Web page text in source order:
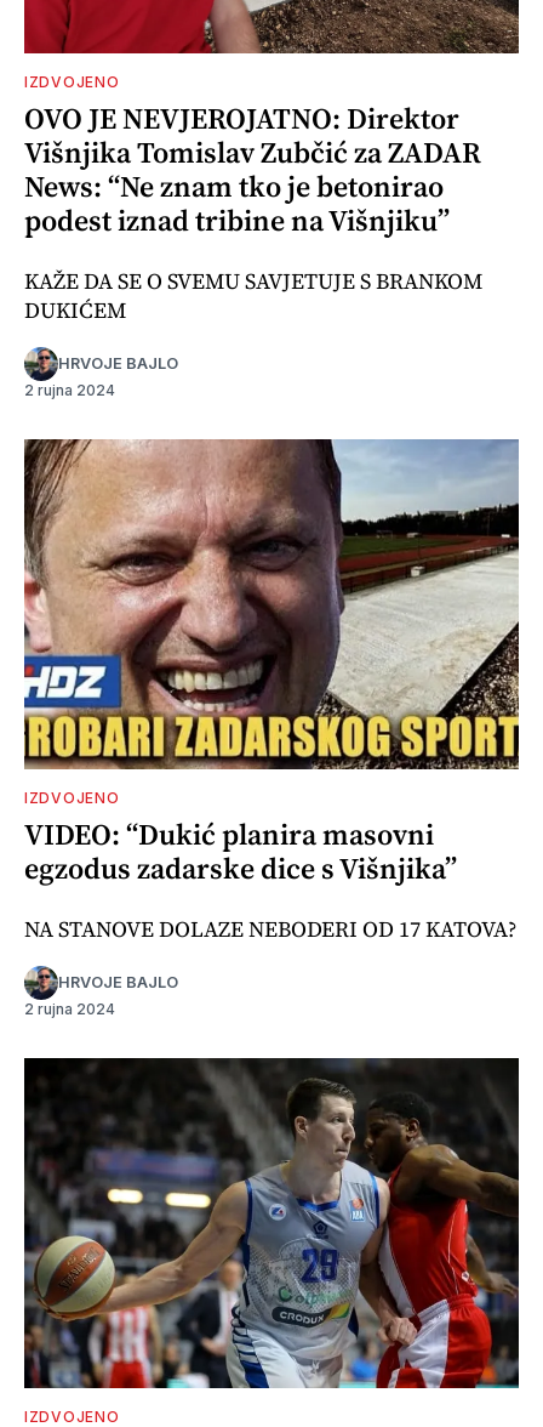
IZDVOJENO
OVO JE NEVJEROJATNO: Direktor
Višnjika Tomislav Zubčić za ZADAR
News: “Ne znam tko je betonirao
podest iznad tribine na Višnjiku”
KAŽE DA SE O SVEMU SAVJETUJE S BRANKOM
DUKIĆEM
HRVOJE BAJLO
2 rujna 2024
IZDVOJENO
VIDEO: “Dukić planira masovni
egzodus zadarske dice s Višnjika”
NA STANOVE DOLAZE NEBODERI OD 17 KATOVA?
HRVOJE BAJLO
2 rujna 2024
IZDVOJENO